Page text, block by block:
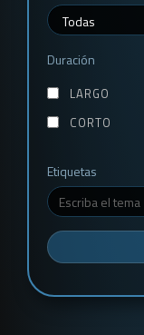
Duración
LARGO
CORTO
Etiquetas